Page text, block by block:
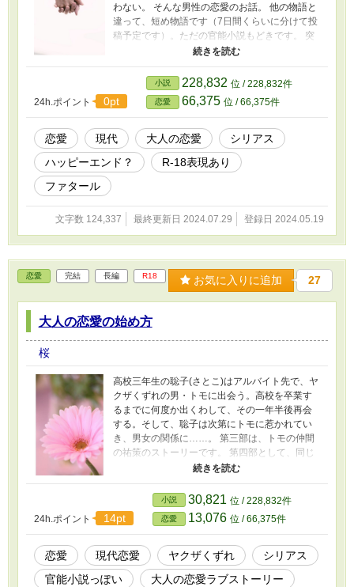
わない。 そんな男性の恋愛のお話。 他の物語と
違って、短め物語です（7日間くらいに分けて投
稿予定です）。ただの官能小説もどきです。 突
然濡れ場になりますので、苦手な方はそっと閉
じていただけるとありがたいです。 追記
（2024.5.26） 一応完結しております。 ちょっ
とだけ、サイドストーリーを投稿したいと思っ
ています……。 追記2（2024.7.21） サイドスト
ーリーを9回に分けて投稿予定です。
24h.ポイント 0pt
小説 228,832 位 / 228,832件
恋愛 66,375 位 / 66,375件
恋愛 現代 大人の恋愛
シリアス
ハッピーエンド？
R-18表現あり
ファタール
文字数 124,337 最終更新日 2024.07.29 登録日 2024.05.19
恋愛 完結 長編 R18 お気に入りに追加 27
大人の恋愛の始め方
桜
高校三年生の聡子(さとこ)はアルバイト先で、ヤ
クザくずれの男・トモに出会う。高校を卒業す
るまでに何度か出くわして、その一年半後再会
する。そして、聡子は次第にトモに惹かれてい
き、男女の関係に……。 第三部は、トモの仲間
の祐策のストーリーです。 第四部として、同じ
く仲間の浩輔のストーリーです(2024.3.30投稿
開始) 初投稿です。 シーンの変な所で切るのに困
り、文字数バラバラです。ご了承いただければ
幸いです。 また第一部は完結し、第二部を投稿
したいと思っています。 誤字脱字衍字冗字が多
くて申し訳ありません。 何卒よろしくお願いい
たします。（2023.7.30） ※卑猥な表現、暴力的
な表現がございます。ただただ男女が行為を行
っているだけの章もございますので、嫌悪を抱
24h.ポイント 14pt
小説 30,821 位 / 228,832件
恋愛 13,076 位 / 66,375件
恋愛 現代恋愛 ヤクザくずれ
シリアス
官能小説っぽい
大人の恋愛ラブストーリー